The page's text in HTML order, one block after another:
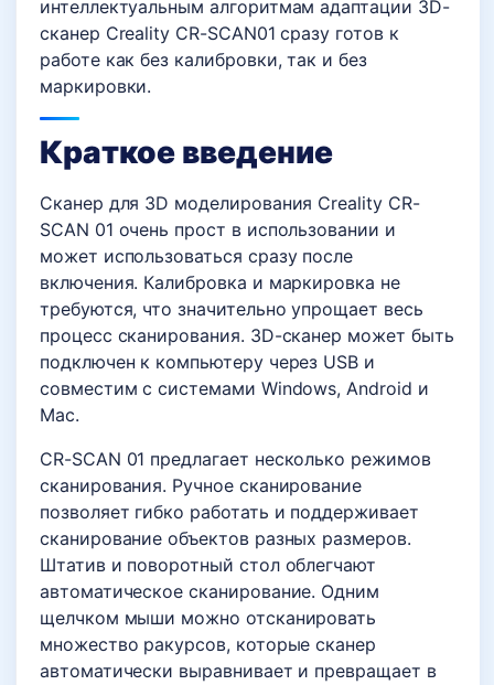
интеллектуальным алгоритмам адаптации 3D-
сканер Creality CR-SCAN01 сразу готов к
работе как без калибровки, так и без
маркировки.
Краткое введение
Сканер для 3D моделирования Creality CR-
SCAN 01 очень прост в использовании и
может использоваться сразу после
включения. Калибровка и маркировка не
требуются, что значительно упрощает весь
процесс сканирования. 3D-сканер может быть
подключен к компьютеру через USB и
совместим с системами Windows, Android и
Mac.
CR-SCAN 01 предлагает несколько режимов
сканирования. Ручное сканирование
позволяет гибко работать и поддерживает
сканирование объектов разных размеров.
Штатив и поворотный стол облегчают
автоматическое сканирование. Одним
щелчком мыши можно отсканировать
множество ракурсов, которые сканер
автоматически выравнивает и превращает в